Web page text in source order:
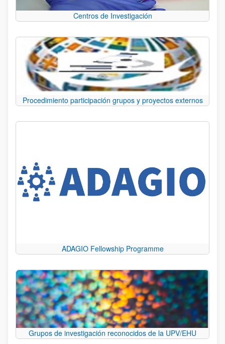
Centros de Investigación
Procedimiento participación grupos y proyectos externos
ADAGIO Fellowship Programme
Grupos de investigación reconocidos de la UPV/EHU